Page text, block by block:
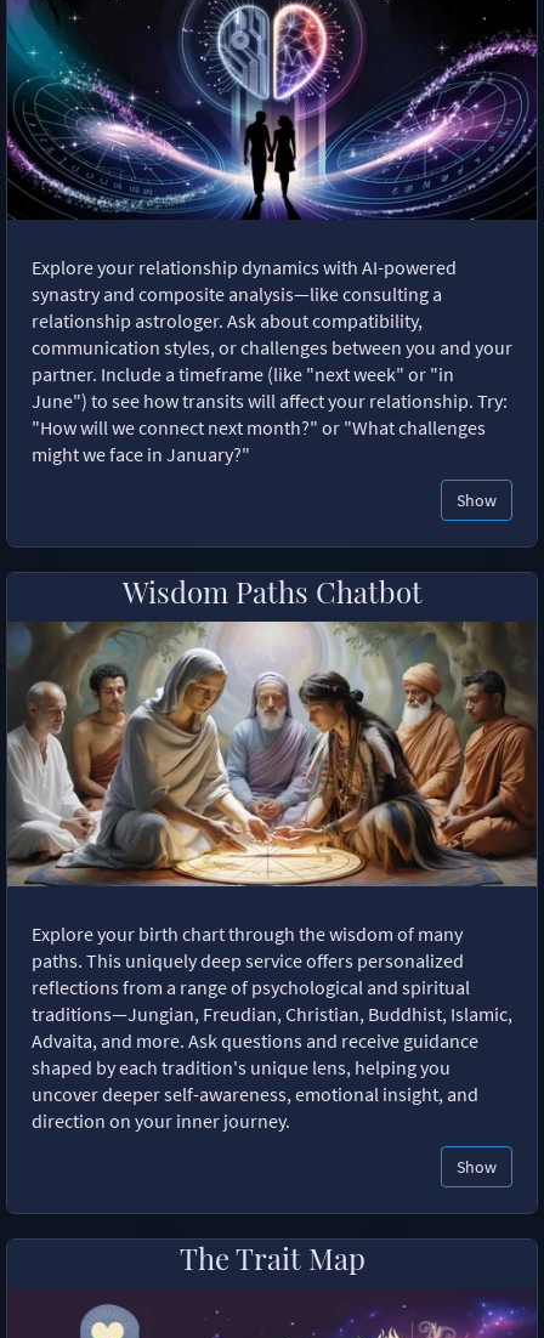
Explore your relationship dynamics with AI-powered
synastry and composite analysis—like consulting a
relationship astrologer. Ask about compatibility,
communication styles, or challenges between you and your
partner. Include a timeframe (like "next week" or "in
June") to see how transits will affect your relationship. Try:
"How will we connect next month?" or "What challenges
might we face in January?"
Show
Wisdom Paths Chatbot
Explore your birth chart through the wisdom of many
paths. This uniquely deep service offers personalized
reflections from a range of psychological and spiritual
traditions—Jungian, Freudian, Christian, Buddhist, Islamic,
Advaita, and more. Ask questions and receive guidance
shaped by each tradition's unique lens, helping you
uncover deeper self-awareness, emotional insight, and
direction on your inner journey.
Show
The Trait Map